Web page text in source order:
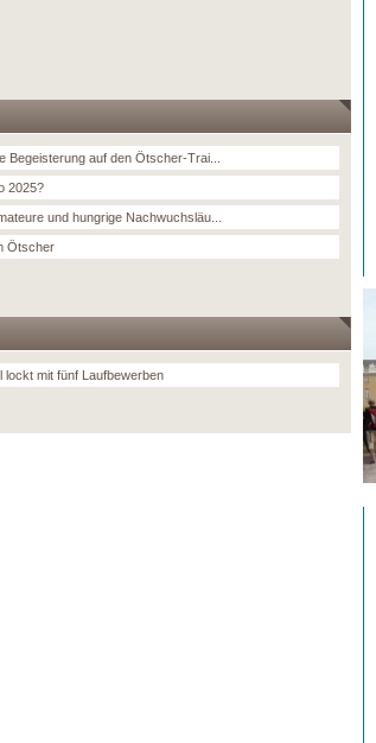
Begeisterung auf den Ötscher-Trai...
2025?
und hungrige Nachwuchsläu...
Ötscher
mit fünf Laufbewerben